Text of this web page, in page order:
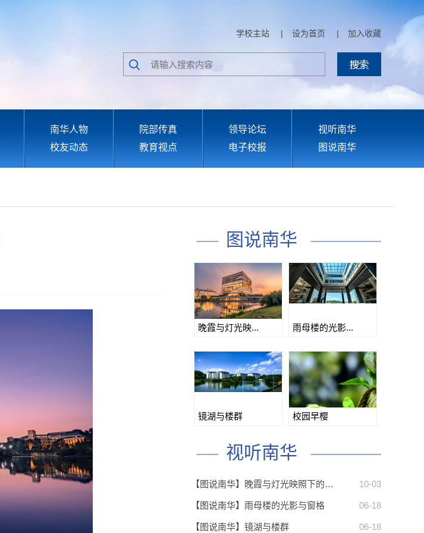
学校主站 | 设为首页 | 加入收藏
南华人物 院部传真 领导论坛
视听南华
校友动态 教育视点 电子校报 图说南华
图说南华
晚霞与灯光映... 雨母楼的光影...
镜湖与楼群 校园早樱
视听南华
【图说南华】晚霞与灯光映照下的… 10-03
【图说南华】雨母楼的光影与窗格 06-18
【图说南华】镜湖与楼群 06-18